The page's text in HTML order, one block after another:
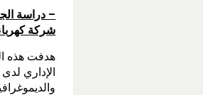
– دراسة الجعبري (2010) بعنوان:
شركة
هدفت هذه
الإداري